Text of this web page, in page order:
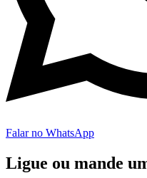
Falar no WhatsApp
Ligue ou mande